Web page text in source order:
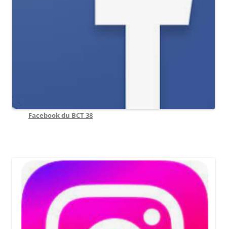
Facebook du BCT 38